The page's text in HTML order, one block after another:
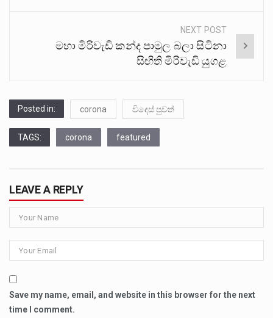
NEXT POST
මහා මිරිවැඩි කන්ද පාමුල බලා සිටිනා
සිඟිති මිරිවැඩි යුගළ
Posted in: corona විදෙස් පුවත්
TAGS: corona featured
LEAVE A REPLY
Save my name, email, and website in this browser for the next
time I comment.